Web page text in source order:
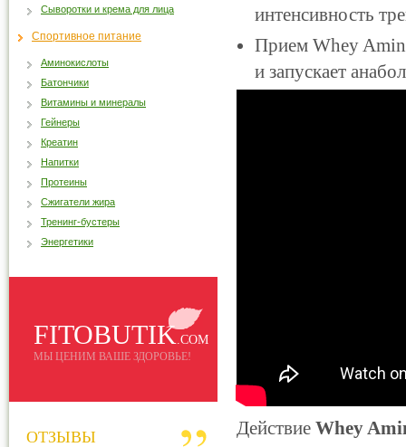
интенсивность
Прием Whey
и запускает
Действие Whey
Сыворотки и крема для лица
Спортивное питание
Аминокислоты
Батончики
Витамины и минералы
Гейнеры
Креатин
Напитки
Протеины
Сжигатели жира
Тренинг-бустеры
Энергетики
FITOBUTIK.COM
МЫ ЦЕНИМ ВАШЕ ЗДОРОВЬЕ!
ОТЗЫВЫ